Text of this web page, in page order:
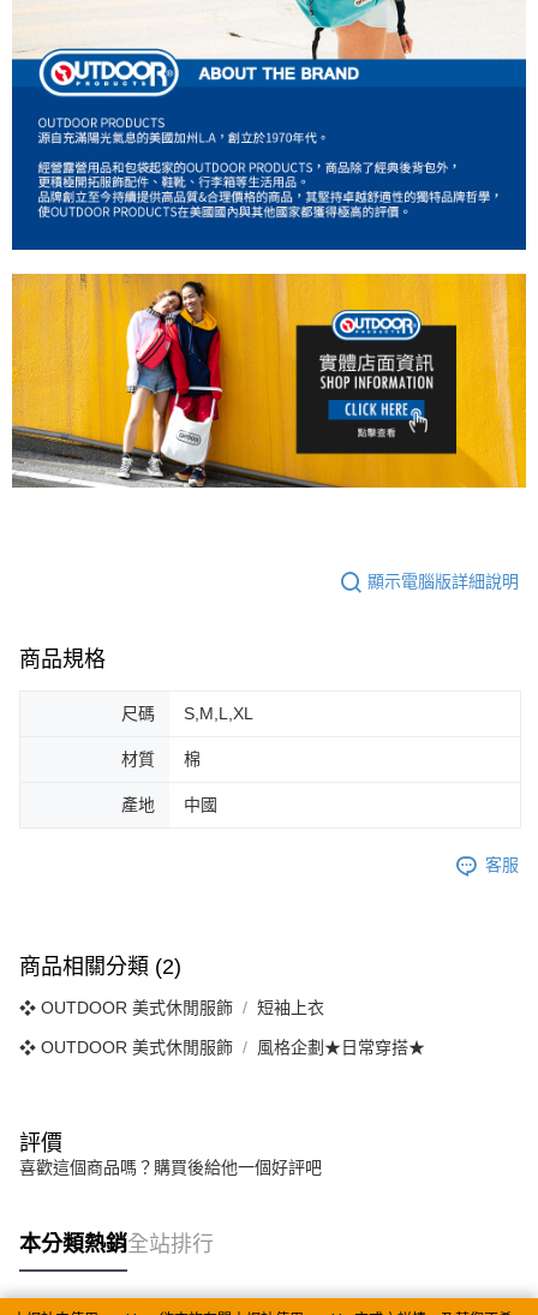
顯示電腦版詳細說明
商品規格
尺碼 S,M,L,XL
材質 棉
產地 中國
客服
商品相關分類 (2)
❖ OUTDOOR 美式休閒服飾 短袖上衣
❖ OUTDOOR 美式休閒服飾 風格企劃★日常穿搭★
評價
喜歡這個商品嗎？購買後給他一個好評吧
本分類熱銷全站排行